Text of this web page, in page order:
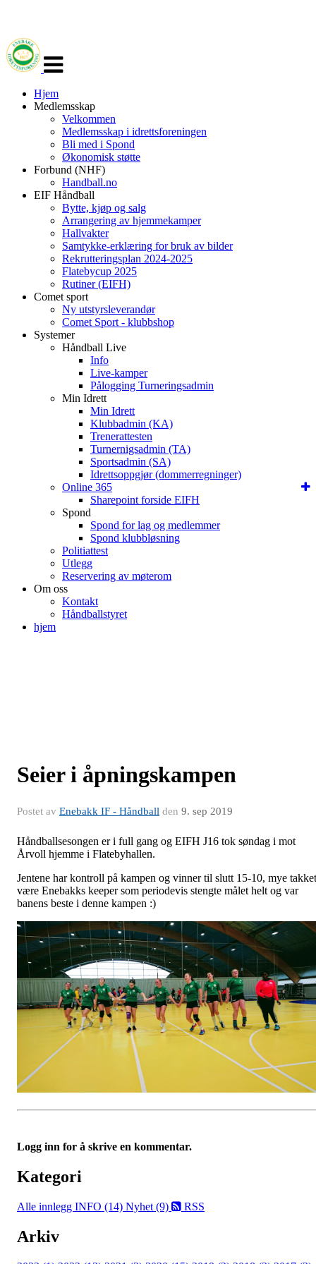
navigasjon
Hjem
Medlemsskap
Velkommen
Medlemsskap i idrettsforeningen
Bli med i Spond
Økonomisk støtte
Forbund (NHF)
Handball.no
EIF Håndball
Bytte, kjøp og salg
Arrangering av hjemmekamper
Hallvakter
Samtykke-erklæring for bruk av bilder
Rekrutteringsplan 2024-2025
Flatebycup 2025
Rutiner (EIFH)
Comet sport
Ny utstyrsleverandør
Comet Sport - klubbshop
Systemer
Håndball Live
Info
Live-kamper
Pålogging Turneringsadmin
Min Idrett
Min Idrett
Klubbadmin (KA)
Trenerattesten
Turnernigsadmin (TA)
Sportsadmin (SA)
Idrettsoppgjør (dommerregninger)
Online 365
Sharepoint forside EIFH
Spond
Spond for lag og medlemmer
Spond klubbløsning
Politiattest
Utlegg
Reservering av møterom
Om oss
Kontakt
Håndballstyret
hjem
Seier i åpningskampen
Postet av Enebakk IF - Håndball den 9. sep 2019
Håndballsesongen er i full gang og EIFH J16 tok søndag i mot
Årvoll hjemme i Flatebyhallen.
Jentene har kontroll på kampen og vinner til slutt 15-10, mye takket
være Enebakks keeper som periodevis stengte målet helt og var
banens beste i denne kampen :)
Logg inn for å skrive en kommentar.
Kategori
Alle innlegg INFO (14) Nyhet (9) RSS
Arkiv